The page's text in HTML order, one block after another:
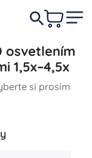
osvetlením
1,5x–4,5x
si prosím